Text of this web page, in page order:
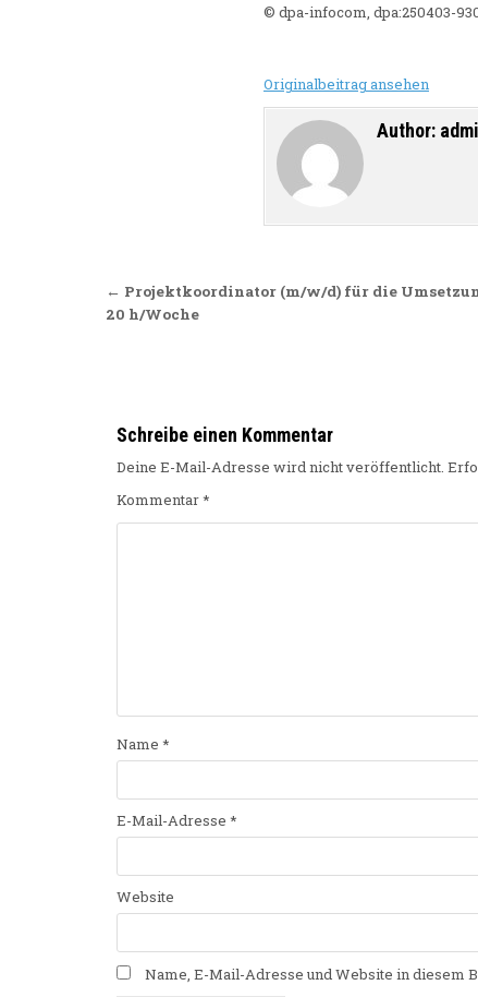
© dpa-infocom, dpa:250403-
Originalbeitrag ansehen
Author:
Beitragsnavigation
← Projektkoordinator (m/w/d) für die
20 h/Woche
Schreibe einen Kommentar
Deine E-Mail-Adresse wird nicht veröffentlicht.
Kommentar*
Name *
E-Mail-Adresse *
Website
Name, E-Mail-Adresse und Website in diesem